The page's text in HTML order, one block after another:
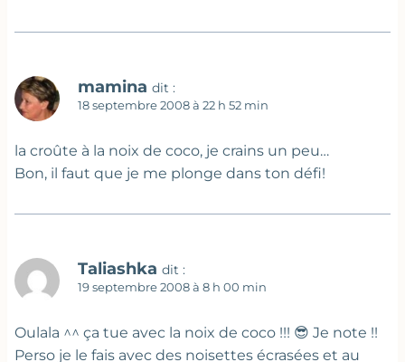
mamina dit :
18 septembre 2008 à 22 h 52 min
la croûte à la noix de coco, je crains un peu…
Bon, il faut que je me plonge dans ton défi!
Taliashka dit :
19 septembre 2008 à 8 h 00 min
Oulala ^^ ça tue avec la noix de coco !!! 😎 Je note !!
Perso je le fais avec des noisettes écrasées et au